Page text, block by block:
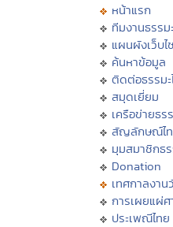
หน้าแรก
ทีมงานธรรม
แผนผังเว็บไ
ค้นหาข้อมูล
ติดต่อธรรมะ
สมุดเยี่ยม
เครือข่ายธร
สัญลักษณ์ไ
มุมสมาชิกธร
Donation
เทศกาลงา
การเผยแผ่ศ
ประเพณีไทย